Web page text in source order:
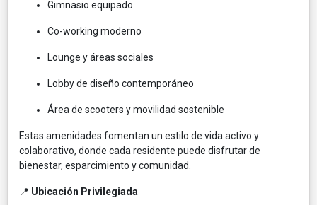
Gimnasio equipado
Co-working moderno
Lounge y áreas sociales
Lobby de diseño contemporáneo
Área de scooters y movilidad sostenible
Estas amenidades fomentan un estilo de vida activo y
colaborativo, donde cada residente puede disfrutar de
bienestar, esparcimiento y comunidad.
📍 Ubicación Privilegiada